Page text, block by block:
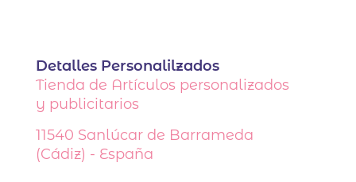
Detalles Personalilzados
Tienda de Artículos personalizados
y publicitarios
11540 Sanlúcar de Barrameda
(Cádiz) - España